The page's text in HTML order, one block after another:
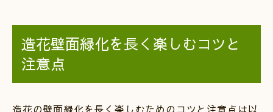
造花壁面緑化を長く楽しむコツと
注意点
造花の壁面緑化を長く楽しむためのコツと注意点は以